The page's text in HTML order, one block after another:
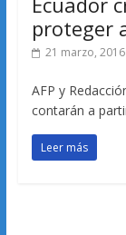
proteger
21 marzo, 2016
AFP y
contarán a
Leer más